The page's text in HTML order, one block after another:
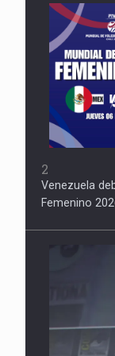
2
Venezuela
Femenino